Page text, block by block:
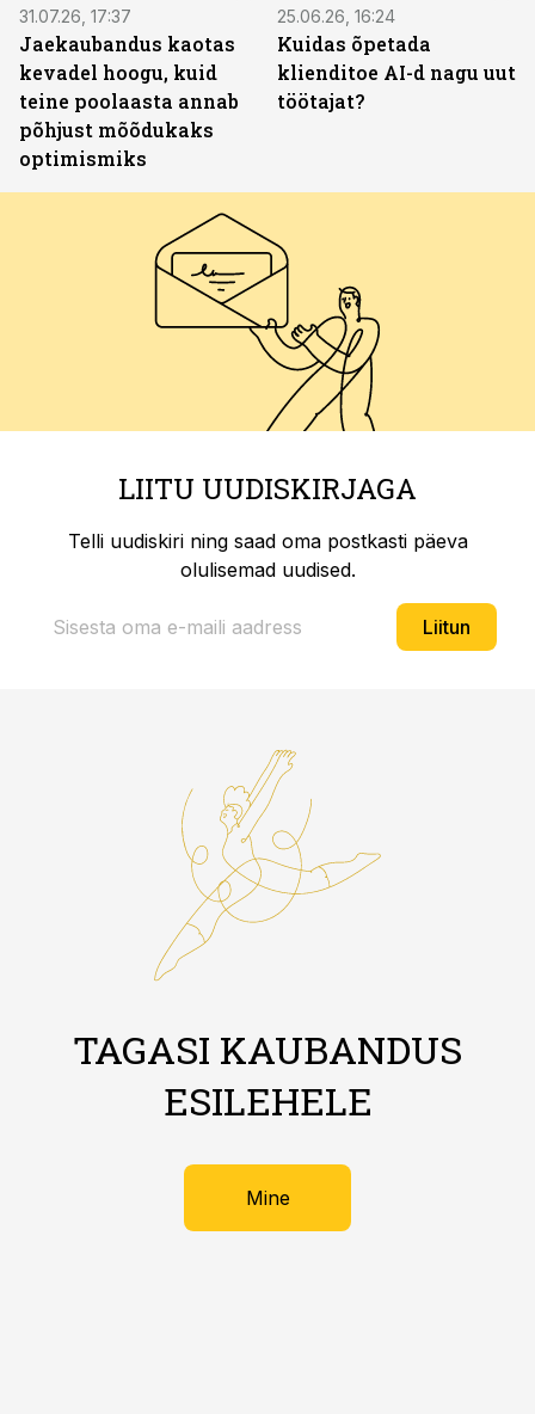
31.07.26, 17:37
Jaekaubandus kaotas
kevadel hoogu, kuid
teine poolaasta annab
põhjust mõõdukaks
optimismiks
25.06.26, 16:24
Kuidas õpetada
klienditoe AI-d nagu uut
töötajat?
LIITU UUDISKIRJAGA
Telli uudiskiri ning saad oma postkasti päeva
olulisemad uudised.
Liitun
TAGASI KAUBANDUS
ESILEHELE
Mine